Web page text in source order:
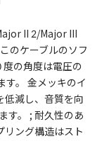
II 2/Major III
のケーブルのソフ
度の角度は電圧の
す。 金メッキのイ
低減し、音質を向
す。 ; 耐久性のあ
リング構造はスト